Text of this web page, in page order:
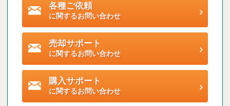
各種ご依頼
に関するお問い合わせ
売却サポート
に関するお問い合わせ
購入サポート
に関するお問い合わせ